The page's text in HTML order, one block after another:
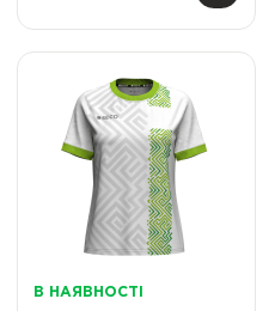
В НАЯВНОСТІ